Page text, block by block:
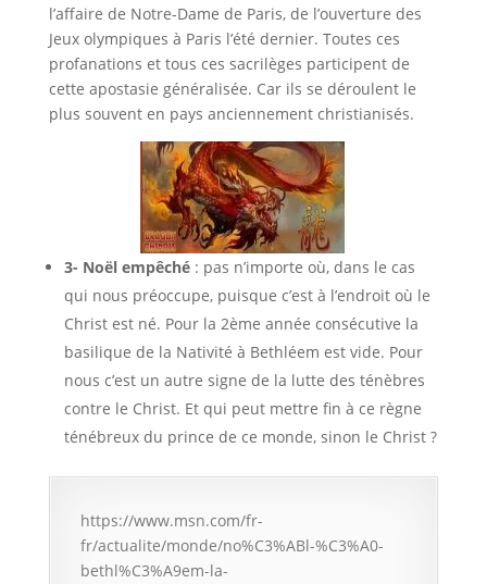
l’affaire de Notre-Dame de Paris, de l’ouverture des
Jeux olympiques à Paris l’été dernier. Toutes ces
profanations et tous ces sacrilèges participent de
cette apostasie généralisée. Car ils se déroulent le
plus souvent en pays anciennement christianisés.
3- Noël empêché: pas n’importe où, dans le cas
qui nous préoccupe, puisque c’est à l’endroit où le
Christ est né. Pour la 2ème année consécutive la
basilique de la Nativité à Bethléem est vide. Pour
nous c’est un autre signe de la lutte des ténèbres
contre le Christ. Et qui peut mettre fin à ce règne
ténébreux du prince de ce monde, sinon le Christ ?
https://www.msn.com/fr-
fr/actualite/monde/no%C3%ABl-%C3%A0-
bethl%C3%A9em-la-